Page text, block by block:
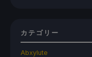
カテゴリー
Abxylute